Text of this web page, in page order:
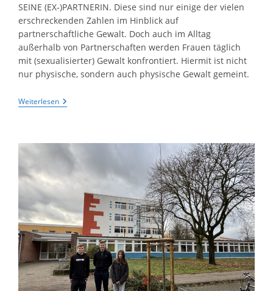
SEINE (EX-)PARTNERIN. Diese sind nur einige der vielen
erschreckenden Zahlen im Hinblick auf
partnerschaftliche Gewalt. Doch auch im Alltag
außerhalb von Partnerschaften werden Frauen täglich
mit (sexualisierter) Gewalt konfrontiert. Hiermit ist nicht
nur physische, sondern auch physische Gewalt gemeint.
WeiterlesenOrange
Day:
Beseitigung
Von
Gewalt
Gegen
Frauen